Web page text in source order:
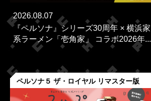
2026.08.07
『ペルソナ』シリーズ30周年 × 横浜家
系ラーメン「壱角家」 コラボ2026年...
ペルソナ５ ザ・ロイヤル リマスター版